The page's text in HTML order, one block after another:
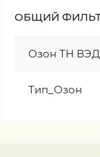
ОБЩИЙ
Озон ТН ВЭД
Тип_Озон